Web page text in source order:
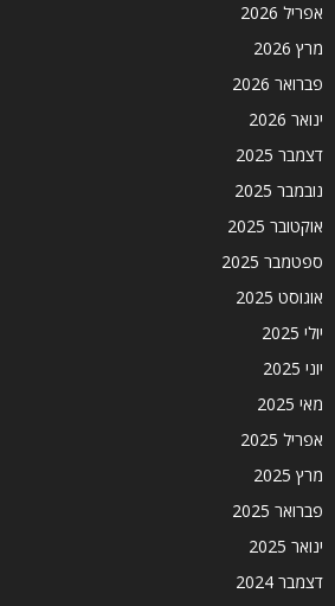
אפריל 2026
מרץ 2026
פברואר 2026
ינואר 2026
דצמבר 2025
נובמבר 2025
אוקטובר 2025
ספטמבר 2025
אוגוסט 2025
יולי 2025
יוני 2025
מאי 2025
אפריל 2025
מרץ 2025
פברואר 2025
ינואר 2025
דצמבר 2024